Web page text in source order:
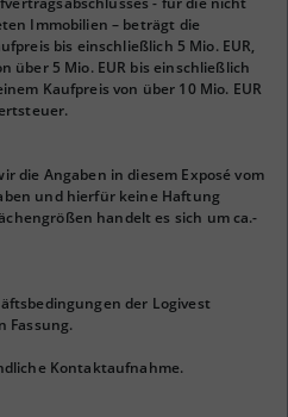
Immobilien – beträgt die
bis einschließlich 5 Mio. EUR,
über 5 Mio. EUR bis einschließlich
Kaufpreis von über 10 Mio. EUR
die Angaben in diesem Exposé vom
und hierfür keine Haftung
handelt es sich um ca.-
der Logivest
Fassung.
Kontaktaufnahme.